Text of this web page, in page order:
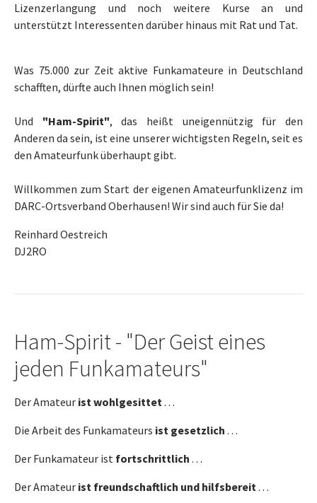
Lizenzerlangung und noch weitere Kurse an und
unterstützt Interessenten darüber hinaus mit Rat und Tat.
Was 75.000 zur Zeit aktive Funkamateure in Deutschland
schafften, dürfte auch Ihnen möglich sein!
Und "Ham-Spirit", das heißt uneigennützig für den
Anderen da sein, ist eine unserer wichtigsten Regeln, seit es
den Amateurfunk überhaupt gibt.
Willkommen zum Start der eigenen Amateurfunklizenz im
DARC-Ortsverband Oberhausen! Wir sind auch für Sie da!
Reinhard Oestreich
DJ2RO
Ham-Spirit - "Der Geist eines
jeden Funkamateurs"
Der Amateur ist wohlgesittet. . .
Die Arbeit des Funkamateurs ist gesetzlich . . .
Der Funkamateur ist fortschrittlich . . .
Der Amateur ist freundschaftlich und hilfsbereit. . .